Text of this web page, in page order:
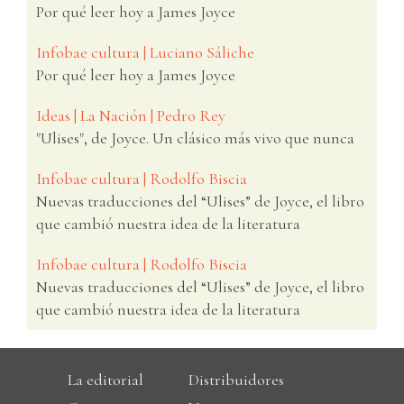
Por qué leer hoy a James Joyce
Infobae cultura | Luciano Sáliche
Por qué leer hoy a James Joyce
Ideas | La Nación | Pedro Rey
"Ulises", de Joyce. Un clásico más vivo que nunca
Infobae cultura | Rodolfo Biscia
Nuevas traducciones del “Ulises” de Joyce, el libro
que cambió nuestra idea de la literatura
Infobae cultura | Rodolfo Biscia
Nuevas traducciones del “Ulises” de Joyce, el libro
que cambió nuestra idea de la literatura
La editorial
Distribuidores